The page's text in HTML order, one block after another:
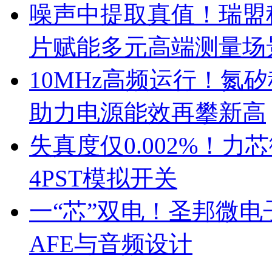
噪声中提取真值！瑞
片赋能多元高端测量场
10MHz高频运行！氮
助力电源能效再攀新高
失真度仅0.002%！力
4PST模拟开关
一“芯”双电！圣邦微
AFE与音频设计